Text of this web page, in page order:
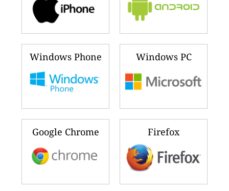
Windows Phone Windows PC
Google Chrome Firefox